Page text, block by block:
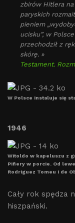
zbirów Hitlera
paryskich
pieniem
ucisku”, w
przechodził z
skórę. »
Testament.
W Polsce instaluje się
1946
Witoldo w kapeluszu z
Piñery w porcie. Od
Rodríguez Tomeu i de
Cały rok spędza
hiszpański.